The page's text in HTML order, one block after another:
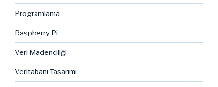
Programlama
Raspberry Pi
Veri Madenciliği
Veritabanı Tasarımı